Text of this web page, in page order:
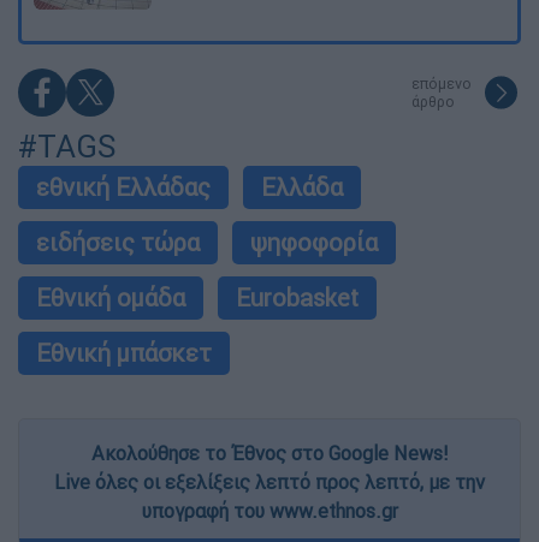
επόμενο
άρθρο
#TAGS
εθνική Ελλάδας
Ελλάδα
ειδήσεις τώρα
ψηφοφορία
Εθνική ομάδα
Eurobasket
Εθνική μπάσκετ
Ακολούθησε το Έθνος στο Google News!
Live όλες οι εξελίξεις λεπτό προς λεπτό, με την
υπογραφή του www.ethnos.gr